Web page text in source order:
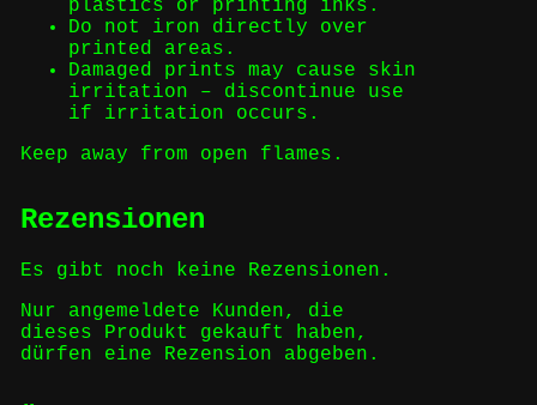
plastics or printing inks.
Do not iron directly over
printed areas.
Damaged prints may cause skin
irritation – discontinue use
if irritation occurs.
Keep away from open flames.
Rezensionen
Es gibt noch keine Rezensionen.
Nur angemeldete Kunden, die
dieses Produkt gekauft haben,
dürfen eine Rezension abgeben.